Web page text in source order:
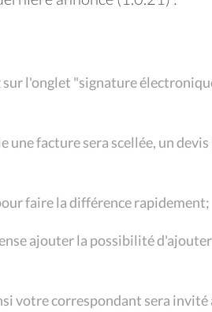
l'onglet "signature
facture sera scellée, un devis
faire la différence rapidement;
ajouter la possibilité
votre correspondant sera